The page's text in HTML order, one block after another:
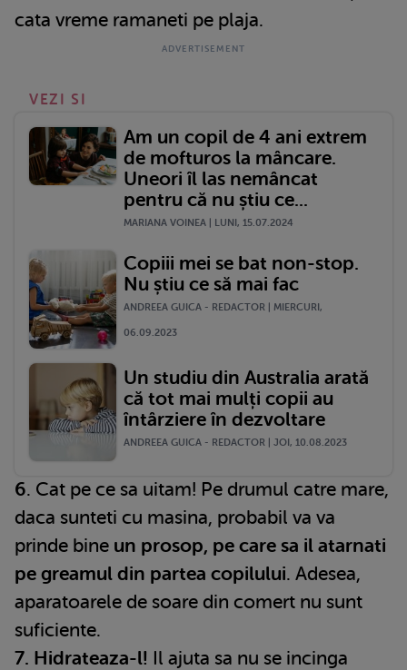
cata vreme ramaneti pe plaja.
VEZI SI
Am un copil de 4 ani extrem
de mofturos la mâncare.
Uneori îl las nemâncat
pentru că nu știu ce...
MARIANA VOINEA | LUNI, 15.07.2024
Copiii mei se bat non-stop.
Nu știu ce să mai fac
ANDREEA GUICA - REDACTOR | MIERCURI,
06.09.2023
Un studiu din Australia arată
că tot mai mulți copii au
întârziere în dezvoltare
ANDREEA GUICA - REDACTOR | JOI, 10.08.2023
6. Cat pe ce sa uitam! Pe drumul catre mare,
daca sunteti cu masina, probabil va va
prinde bine un prosop, pe care sa il atarnati
pe greamul din partea copilului. Adesea,
aparatoarele de soare din comert nu sunt
suficiente.
7. Hidrateaza-l! Il ajuta sa nu se incinga